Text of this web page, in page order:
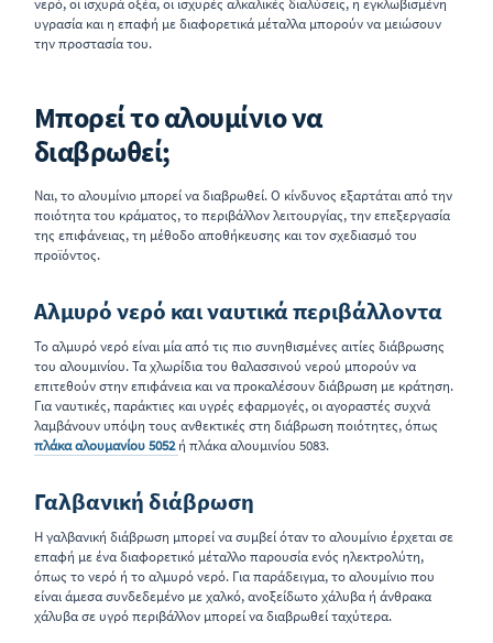
υγρασία και η επαφή με διαφορετικά μέταλλα μπορούν να μειώσουν
την προστασία του.
Μπορεί το αλουμίνιο να
διαβρωθεί;
Ναι, το αλουμίνιο μπορεί να διαβρωθεί. Ο κίνδυνος εξαρτάται από την
ποιότητα του κράματος, το περιβάλλον λειτουργίας, την επεξεργασία
της επιφάνειας, τη μέθοδο αποθήκευσης και τον σχεδιασμό του
προϊόντος.
Αλμυρό νερό και ναυτικά περιβάλλοντα
Το αλμυρό νερό είναι μία από τις πιο συνηθισμένες αιτίες διάβρωσης
του αλουμινίου. Τα χλωρίδια του θαλασσινού νερού μπορούν να
επιτεθούν στην επιφάνεια και να προκαλέσουν διάβρωση με κράτηση.
Για ναυτικές, παράκτιες και υγρές εφαρμογές, οι αγοραστές συχνά
λαμβάνουν υπόψη τους ανθεκτικές στη διάβρωση ποιότητες, όπως
πλάκα αλουμανίου 5052ή πλάκα αλουμινίου 5083.
Γαλβανική διάβρωση
Η γαλβανική διάβρωση μπορεί να συμβεί όταν το αλουμίνιο έρχεται σε
επαφή με ένα διαφορετικό μέταλλο παρουσία ενός ηλεκτρολύτη,
όπως το νερό ή το αλμυρό νερό. Για παράδειγμα, το αλουμίνιο που
είναι άμεσα συνδεδεμένο με χαλκό, ανοξείδωτο χάλυβα ή άνθρακα
χάλυβα σε υγρό περιβάλλον μπορεί να διαβρωθεί ταχύτερα.